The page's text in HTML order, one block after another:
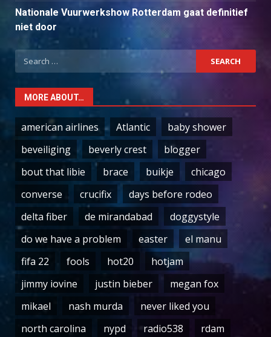
Nationale Vuurwerkshow Rotterdam gaat definitief
niet door
Search
for:
MORE ABOUT…
american airlines Atlantic
baby shower
beveiliging
beverly crest
blogger
bout that libie
brace buikje
chicago
converse
crucifix
days before rodeo
delta fiber
de mirandabad
doggystyle
do we have a problem
easter
el manu
fifa 22
fools hot20
hotjam
jimmy iovine
justin bieber
megan fox
mikael
nash murda
never liked you
north carolina
nypd radio538 rdam